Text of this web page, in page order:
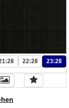
22:28 23:28